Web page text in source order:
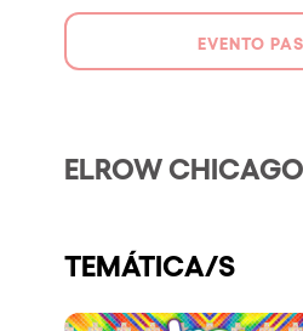
elrow Shop
Espectáculos
Music
Quienes somos
¿Quieres trabajar con
EVENTO
ELROW
TEMÁTICA/S